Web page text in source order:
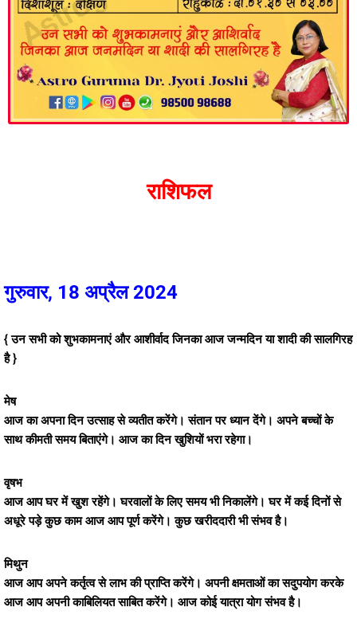
राशिफल
गुरुवार, 18 अप्रैल 2024
{ उन सभी को शुभकामनाएं और आशीर्वाद जिनका आज जन्मदिन या शादी की सालगिरह
है }
मेष
आज का अपना दिन उत्साह से व्यतीत करेंगे। संतान पर ध्यान देंगे। अपने बच्चों के
साथ कीमती समय बिताएंगे। आज का दिन खुशियों भरा रहेगा।
वृषभ
आज आप घर में खुश रहेंगे। घरवालों के लिए समय भी निकालेंगे। घर में कई दिनों से
अधूरे पड़े कुछ काम आज आप पूर्ण करेंगे। कुछ खरीददारी भी संभव है।
मिथुन
आज आप अपने कर्तृत्व से लाभ की प्राप्ति करेंगे। अपनी क्षमताओं का सदुपयोग करके
आज आप अपनी काबिलियत साबित करेंगे। आज कोई यात्रा योग संभव है।